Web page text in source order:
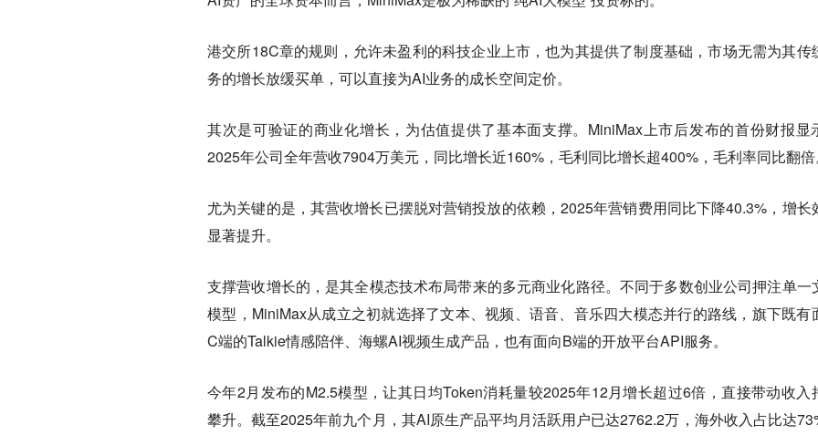
港交所18C章的规则，允许未盈利的科技企业上市，也为其提供了制度基础，市场无需为其传
务的增长放缓买单，可以直接为AI业务的成长空间定价。
其次是可验证的商业化增长，为估值提供了基本面支撑。MiniMax上市后发布的首份财报显
2025年公司全年营收7904万美元，同比增长近160%，毛利同比增长超400%，毛利率同比翻倍
尤为关键的是，其营收增长已摆脱对营销投放的依赖，2025年营销费用同比下降40.3%，增长
显著提升。
支撑营收增长的，是其全模态技术布局带来的多元商业化路径。不同于多数创业公司押注单一
模型，MiniMax从成立之初就选择了文本、视频、语音、音乐四大模态并行的路线，旗下既有
C端的Talkie情感陪伴、海螺AI视频生成产品，也有面向B端的开放平台API服务。
今年2月发布的M2.5模型，让其日均Token消耗量较2025年12月增长超过6倍，直接带动收入
攀升。截至2025年前九个月，其AI原生产品平均月活跃用户已达2762.2万，海外收入占比达